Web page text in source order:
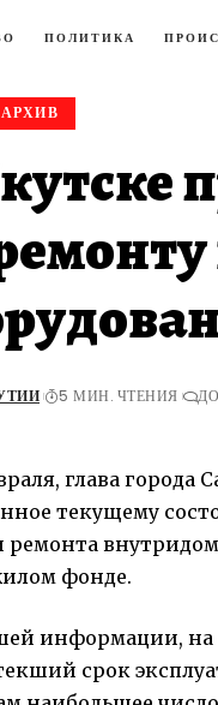
ПОЛИТИКА
5 МИН. ЧТЕНИЯ
глава города
текущему
фонде.
информации,
срок